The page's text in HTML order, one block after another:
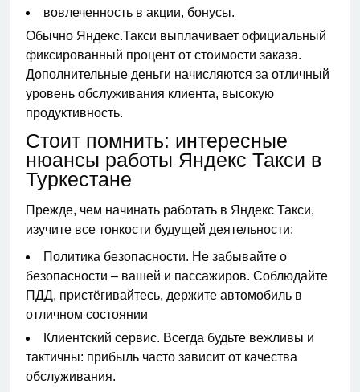
вовлеченность в акции, бонусы.
Обычно Яндекс.Такси выплачивает официальный
фиксированный процент от стоимости заказа.
Дополнительные деньги начисляются за отличный
уровень обслуживания клиента, высокую
продуктивность.
Стоит помнить: интересные
нюансы работы Яндекс Такси в
Туркестане
Прежде, чем начинать работать в Яндекс Такси,
изучите все тонкости будущей деятельности:
Политика безопасности. Не забывайте о
безопасности – вашей и пассажиров. Соблюдайте
ПДД, пристёгивайтесь, держите автомобиль в
отличном состоянии
Клиентский сервис. Всегда будьте вежливы и
тактичны: прибыль часто зависит от качества
обслуживания.